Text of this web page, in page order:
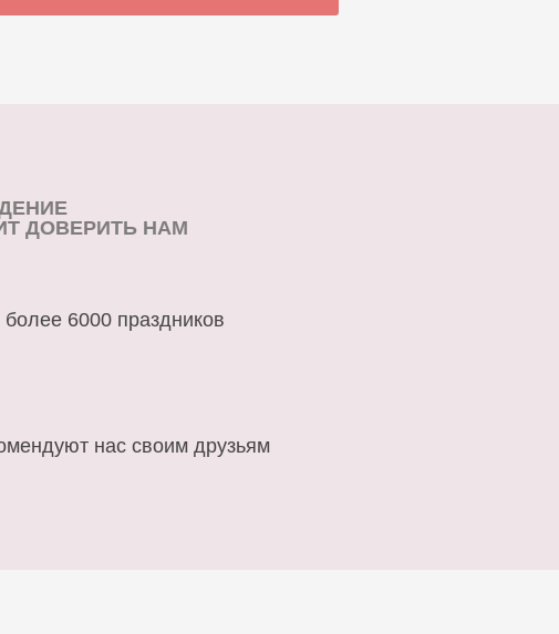
ДОВЕРИТЬ НАМ
6000 праздников
нас своим друзьям